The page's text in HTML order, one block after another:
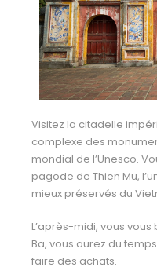
Visitez la citadelle
complexe des
mondial de l’Unesco.
pagode de Thien Mu,
mieux préservés du
L’après-midi, vous
Ba, vous aurez du
faire des achats.